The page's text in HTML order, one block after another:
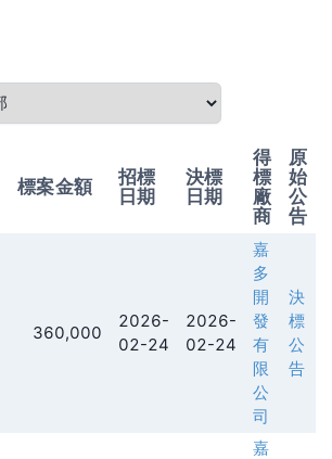
標案金額
招標
日期
決標
日期
得
標
廠
商
原
始
公
告
360,000
2026-
02-24
2026-
02-24
嘉
多
開
發
有
限
公
司
決
標
公
告
嘉